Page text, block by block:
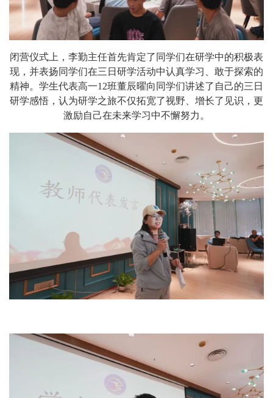
闭营仪式上，李勤主任首先肯定了同学们在研学中的积极表
现，并表扬同学们在三日研学活动中认真学习、敢于探索的
精神。学生代表高一12班董辰曜向同学们讲述了自己的三日
研学感悟，认为研学之旅不仅拓宽了视野、增长了见识，更
激励自己在未来学习中不懈努力。